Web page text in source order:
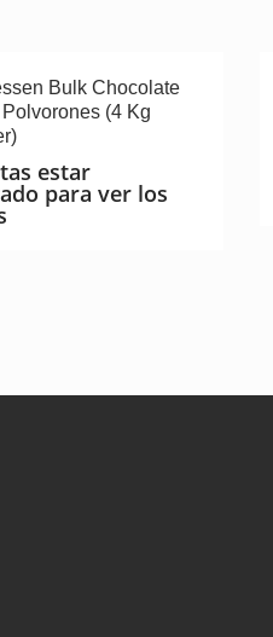
Bulk Chocolate
(4 Kg
estar
para ver los